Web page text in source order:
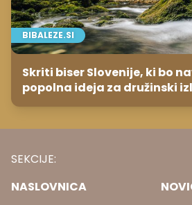
BIBALEZE.SI
Skriti biser Slovenije, ki bo
popolna ideja za družinski
SEKCIJE:
NASLOVNICA